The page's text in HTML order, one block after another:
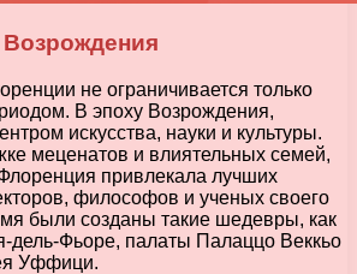
не ограничивается только
В эпоху Возрождения,
искусства, науки и культуры.
меценатов и влиятельных семей,
привлекала лучших
философов и ученых своего
были созданы такие шедевры, как
дель-Фьоре, палаты Палаццо Веккьо
Уффици.